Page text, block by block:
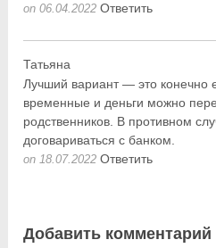
on 06.04.2022 Ответить
Татьяна
Лучший вариант — это конечно
временные и деньги можно
родственников. В противном
договариваться с банком.
on 18.07.2022 Ответить
Добавить комментарий